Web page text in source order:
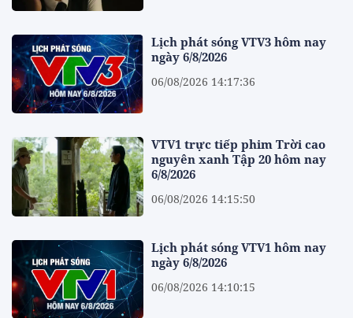
Lịch phát sóng VTV3 hôm nay
ngày 6/8/2026
06/08/2026 14:17:36
VTV1 trực tiếp phim Trời cao
nguyên xanh Tập 20 hôm nay
6/8/2026
06/08/2026 14:15:50
Lịch phát sóng VTV1 hôm nay
ngày 6/8/2026
06/08/2026 14:10:15